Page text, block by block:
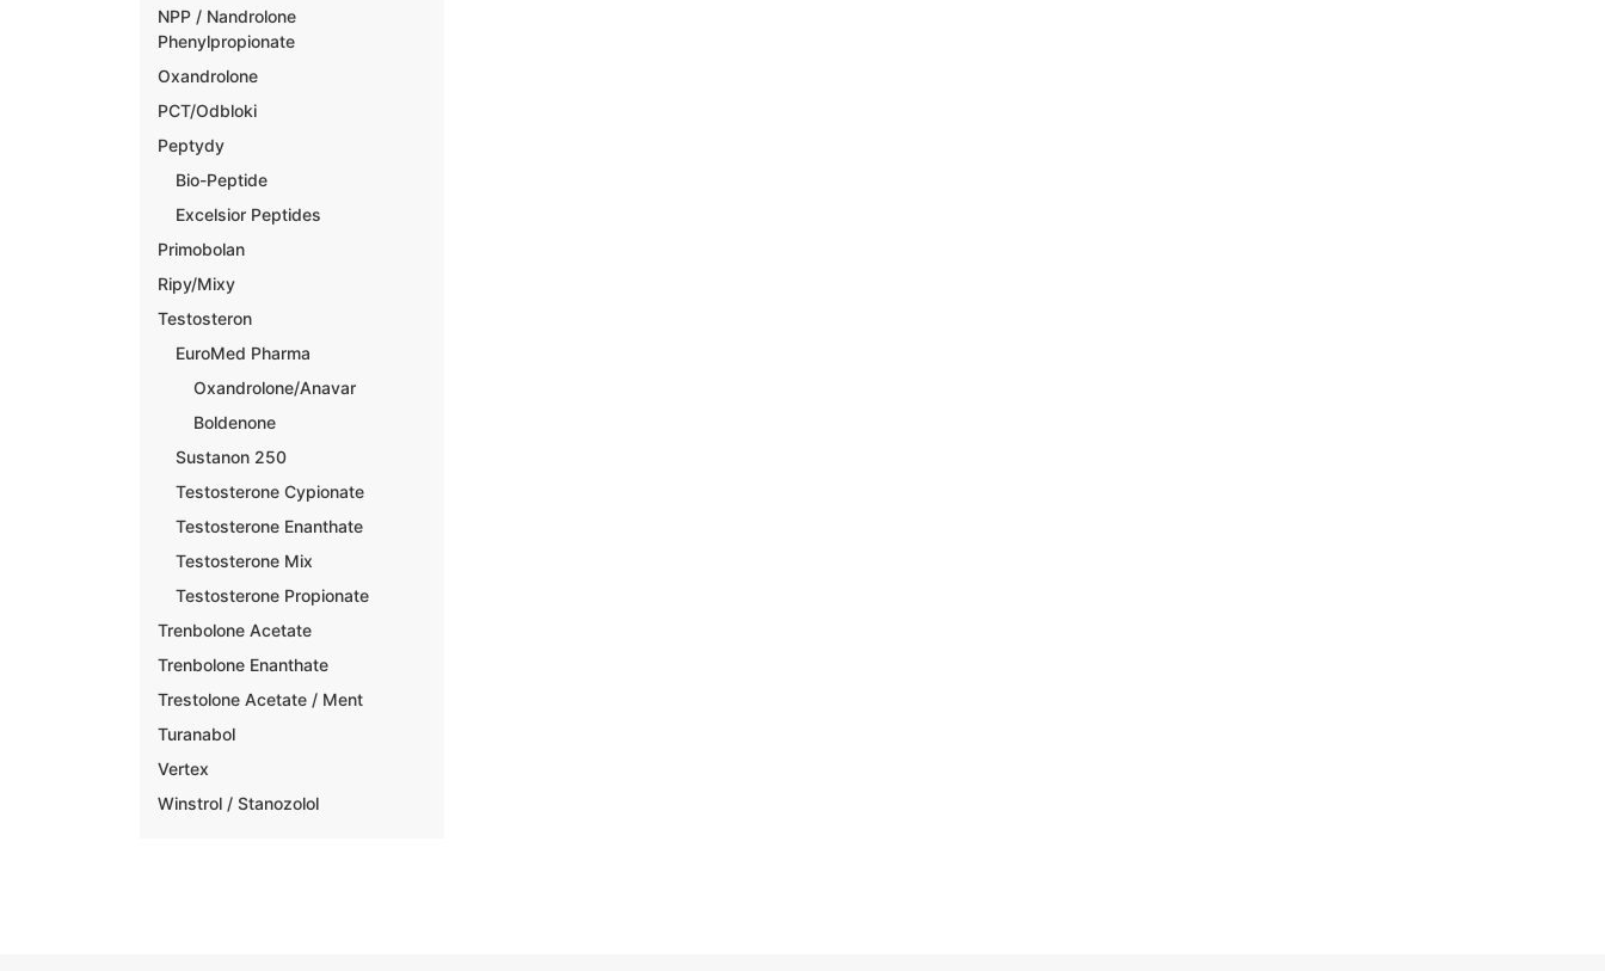
NPP / Nandrolone
Phenylpropionate
Oxandrolone
PCT/Odbloki
Peptydy
Bio-Peptide
Excelsior Peptides
Primobolan
Ripy/Mixy
Testosteron
EuroMed Pharma
Oxandrolone/Anavar
Boldenone
Sustanon 250
Testosterone Cypionate
Testosterone Enanthate
Testosterone Mix
Testosterone Propionate
Trenbolone Acetate
Trenbolone Enanthate
Trestolone Acetate / Ment
Turanabol
Vertex
Winstrol / Stanozolol